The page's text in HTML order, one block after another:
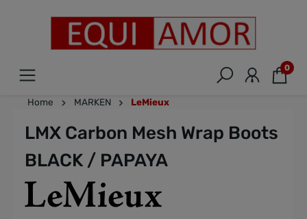
0
Home MARKEN LeMieux
LMX Carbon Mesh Wrap Boots
BLACK / PAPAYA